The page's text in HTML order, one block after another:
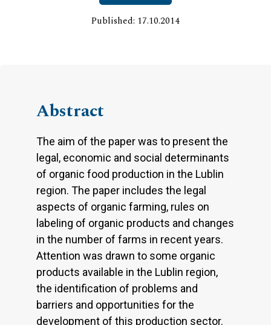
Published: 17.10.2014
Abstract
The aim of the paper was to present the
legal, economic and social determinants
of organic food production in the Lublin
region. The paper includes the legal
aspects of organic farming, rules on
labeling of organic products and changes
in the number of farms in recent years.
Attention was drawn to some organic
products available in the Lublin region,
the identification of problems and
barriers and opportunities for the
development of this production sector.